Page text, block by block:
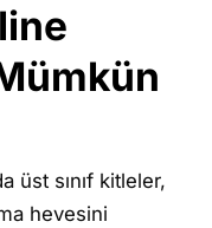
üst sınıf kitleler,
hevesini